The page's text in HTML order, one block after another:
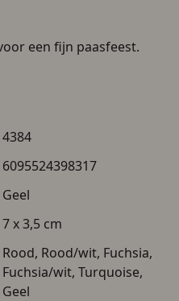
een fijn paasfeest.
4384
6095524398317
Geel
7 x 3,5 cm
Rood, Rood/wit, Fuchsia,
Fuchsia/wit, Turquoise,
Geel